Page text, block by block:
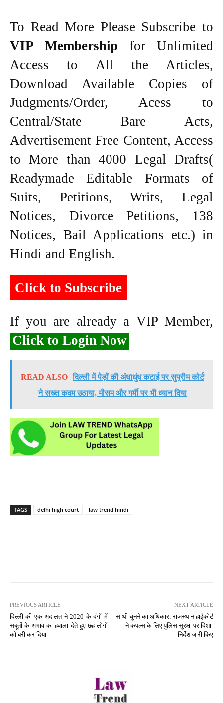
To Read More Please Subscribe to
VIP Membership for Unlimited
Access to All the Articles,
Download Available Copies of
Judgments/Order, Acess to
Central/State Bare Acts,
Advertisement Free Content, Access
to More than 4000 Legal Drafts(
Readymade Editable Formats of
Suits, Petitions, Writs, Legal
Notices, Divorce Petitions, 138
Notices, Bail Applications etc.) in
Hindi and English.
Click to Subscribe
If you are already a VIP Member,
Click to Login Now
READ ALSO दिल्ली में पेड़ों की अंधाधुंध कटाई पर सुप्रीम कोर्ट
ने सख्त कदम उठाया, मौसम और गर्मी पर भी ध्यान दिया
TAGS delhi high court law trend hindi
PREVIOUS ARTICLE
दिल्ली की एक अदालत ने 2020 के दंगों में
सबूतों के अभाव का हवाला देते हुए छह लोगों
को बरी कर दिया
NEXT ARTICLE
साथी चुनने का अधिकार: राजस्थान हाईकोर्ट
ने कपल्स के लिए पुलिस सुरक्षा पर दिशा-
निर्देश जारी किए